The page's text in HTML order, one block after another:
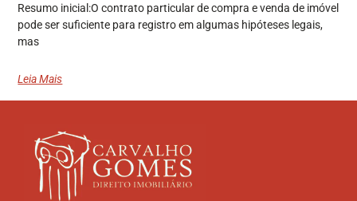
Resumo inicial:O contrato particular de compra e venda de imóvel
pode ser suficiente para registro em algumas hipóteses legais,
mas
Leia Mais